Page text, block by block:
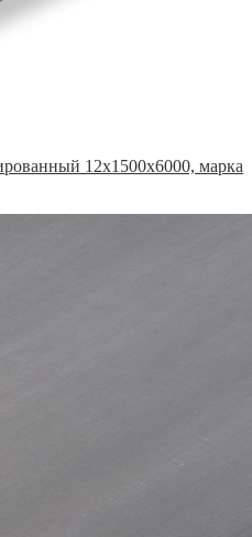
12х1500х6000, марка